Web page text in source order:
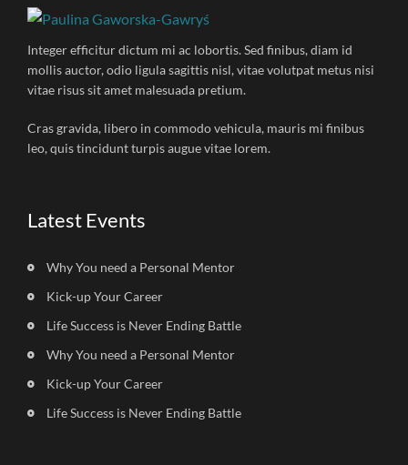
Integer efficitur dictum mi ac lobortis. Sed finibus, diam id
mollis auctor, odio ligula sagittis nisl, vitae volutpat metus nisi
vitae risus sit amet malesuada pretium.
Cras gravida, libero in commodo vehicula, mauris mi finibus
leo, quis tincidunt turpis augue vitae lorem.
Latest Events
Why You need a Personal Mentor
Kick-up Your Career
Life Success is Never Ending Battle
Why You need a Personal Mentor
Kick-up Your Career
Life Success is Never Ending Battle